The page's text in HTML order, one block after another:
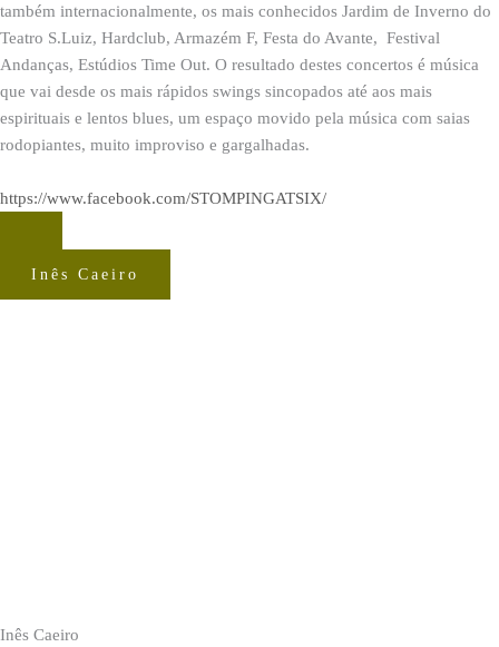
também internacionalmente, os mais conhecidos Jardim de Inverno do
Teatro S.Luiz, Hardclub, Armazém F, Festa do Avante, Festival
Andanças, Estúdios Time Out. O resultado destes concertos é música
que vai desde os mais rápidos swings sincopados até aos mais
espirituais e lentos blues, um espaço movido pela música com saias
rodopiantes, muito improviso e gargalhadas.
https://www.facebook.com/STOMPINGATSIX/
Inês Caeiro
Inês Caeiro